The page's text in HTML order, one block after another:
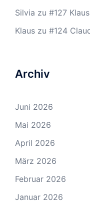
Silvia zu #127
Klaus zu #124
Archiv
Juni 2026
Mai 2026
April 2026
März 2026
Februar 2026
Januar 2026